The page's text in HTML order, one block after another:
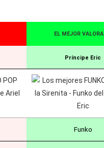
EL MEJOR
Príncipe Eric
Funko